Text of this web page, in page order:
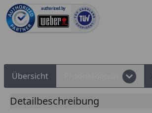
authorized.by
Übersicht
Detailbeschreibung